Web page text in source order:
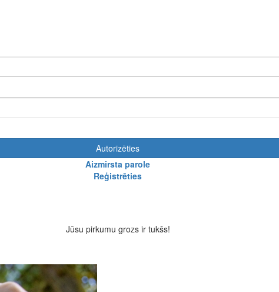
Autorizēties
Aizmirsta parole
Reģistrēties
Jūsu pirkumu grozs ir tukšs!